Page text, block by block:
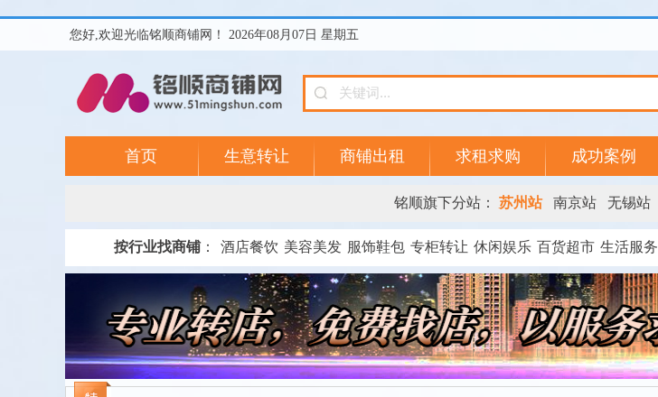
您好,欢迎光临铭顺商铺网！ 2026年08月07日 星期五
首页 生意转让 商铺出租 求租求购 成功案例
铭顺旗下分站： 苏州站 南京站 无锡站
按行业找商铺： 酒店餐饮 美容美发 服饰鞋包 专柜转让 休闲娱乐 百货超市 生活服务